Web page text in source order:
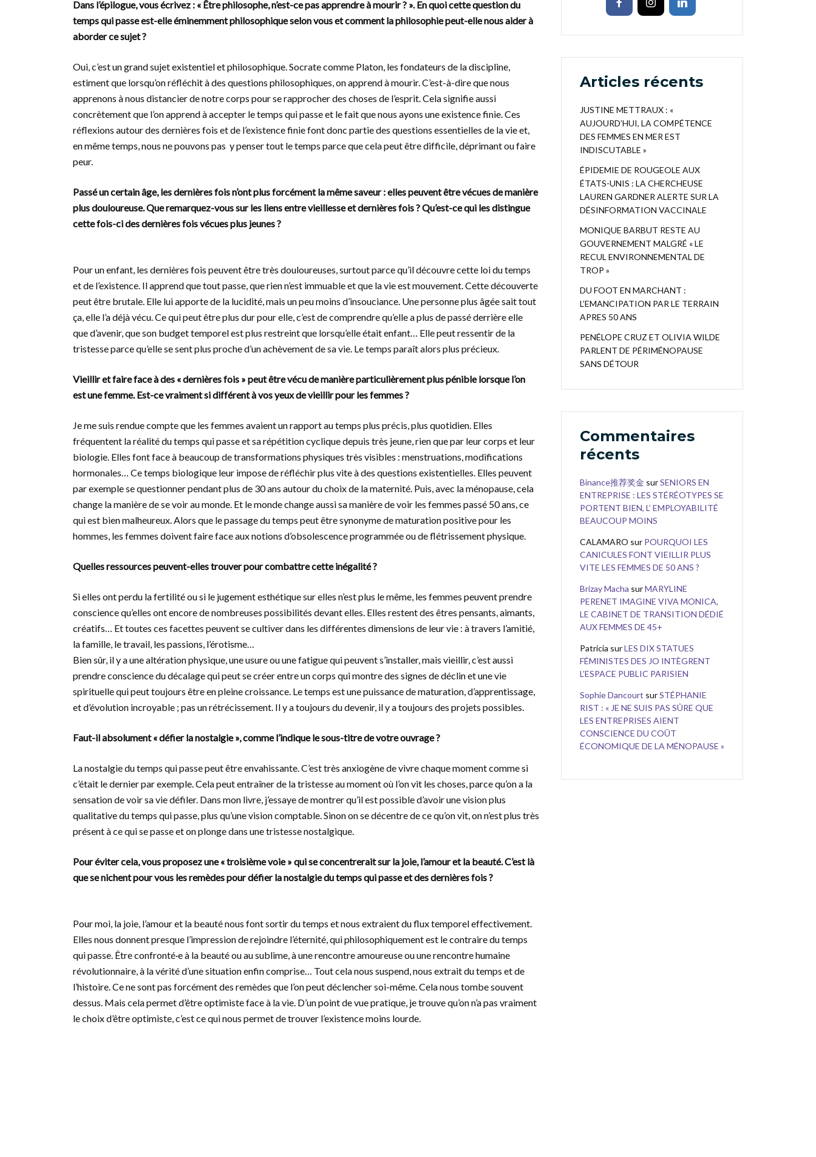
Dans l’épilogue, vous écrivez : « Être philosophe, n’est-ce pas apprendre à mourir ? ». En quoi cette question du
temps qui passe est-elle éminemment philosophique selon vous et comment la philosophie peut-elle nous aider à
aborder ce sujet ?
Oui, c’est un grand sujet existentiel et philosophique. Socrate comme Platon, les fondateurs de la discipline,
estiment que lorsqu’on réfléchit à des questions philosophiques, on apprend à mourir. C’est-à-dire que nous
apprenons à nous distancier de notre corps pour se rapprocher des choses de l’esprit. Cela signifie aussi
concrètement que l’on apprend à accepter le temps qui passe et le fait que nous ayons une existence finie. Ces
réflexions autour des dernières fois et de l’existence finie font donc partie des questions essentielles de la vie et,
en même temps, nous ne pouvons pas y penser tout le temps parce que cela peut être difficile, déprimant ou faire
peur.
Passé un certain âge, les dernières fois n’ont plus forcément la même saveur : elles peuvent être vécues de manière
plus douloureuse. Que remarquez-vous sur les liens entre vieillesse et dernières fois ? Qu’est-ce qui les distingue
cette fois-ci des dernières fois vécues plus jeunes ?
Pour un enfant, les dernières fois peuvent être très douloureuses, surtout parce qu’il découvre cette loi du temps
et de l’existence. Il apprend que tout passe, que rien n’est immuable et que la vie est mouvement. Cette découverte
peut être brutale. Elle lui apporte de la lucidité, mais un peu moins d’insouciance. Une personne plus âgée sait tout
ça, elle l’a déjà vécu. Ce qui peut être plus dur pour elle, c’est de comprendre qu’elle a plus de passé derrière elle
que d’avenir, que son budget temporel est plus restreint que lorsqu’elle était enfant… Elle peut ressentir de la
tristesse parce qu’elle se sent plus proche d’un achèvement de sa vie. Le temps paraît alors plus précieux.
Vieillir et faire face à des « dernières fois » peut être vécu de manière particulièrement plus pénible lorsque l’on
est une femme. Est-ce vraiment si différent à vos yeux de vieillir pour les femmes ?
Je me suis rendue compte que les femmes avaient un rapport au temps plus précis, plus quotidien. Elles
fréquentent la réalité du temps qui passe et sa répétition cyclique depuis très jeune, rien que par leur corps et leur
biologie. Elles font face à beaucoup de transformations physiques très visibles : menstruations, modifications
hormonales… Ce temps biologique leur impose de réfléchir plus vite à des questions existentielles. Elles peuvent
par exemple se questionner pendant plus de 30 ans autour du choix de la maternité. Puis, avec la ménopause, cela
change la manière de se voir au monde. Et le monde change aussi sa manière de voir les femmes passé 50 ans, ce
qui est bien malheureux. Alors que le passage du temps peut être synonyme de maturation positive pour les
hommes, les femmes doivent faire face aux notions d’obsolescence programmée ou de flétrissement physique.
Quelles ressources peuvent-elles trouver pour combattre cette inégalité ?
Si elles ont perdu la fertilité ou si le jugement esthétique sur elles n’est plus le même, les femmes peuvent prendre
conscience qu’elles ont encore de nombreuses possibilités devant elles. Elles restent des êtres pensants, aimants,
créatifs… Et toutes ces facettes peuvent se cultiver dans les différentes dimensions de leur vie : à travers l’amitié,
la famille, le travail, les passions, l’érotisme…
Bien sûr, il y a une altération physique, une usure ou une fatigue qui peuvent s’installer, mais vieillir, c’est aussi
prendre conscience du décalage qui peut se créer entre un corps qui montre des signes de déclin et une vie
spirituelle qui peut toujours être en pleine croissance. Le temps est une puissance de maturation, d’apprentissage,
et d’évolution incroyable ; pas un rétrécissement. Il y a toujours du devenir, il y a toujours des projets possibles.
Faut-il absolument « défier la nostalgie », comme l’indique le sous-titre de votre ouvrage ?
La nostalgie du temps qui passe peut être envahissante. C’est très anxiogène de vivre chaque moment comme si
c’était le dernier par exemple. Cela peut entraîner de la tristesse au moment où l’on vit les choses, parce qu’on a la
sensation de voir sa vie défiler. Dans mon livre, j’essaye de montrer qu’il est possible d’avoir une vision plus
qualitative du temps qui passe, plus qu’une vision comptable. Sinon on se décentre de ce qu’on vit, on n’est plus très
présent à ce qui se passe et on plonge dans une tristesse nostalgique.
Pour éviter cela, vous proposez une « troisième voie » qui se concentrerait sur la joie, l’amour et la beauté. C’est là
que se nichent pour vous les remèdes pour défier la nostalgie du temps qui passe et des dernières fois ?
Pour moi, la joie, l’amour et la beauté nous font sortir du temps et nous extraient du flux temporel effectivement.
Elles nous donnent presque l’impression de rejoindre l’éternité, qui philosophiquement est le contraire du temps
qui passe. Être confronté·e à la beauté ou au sublime, à une rencontre amoureuse ou une rencontre humaine
révolutionnaire, à la vérité d’une situation enfin comprise… Tout cela nous suspend, nous extrait du temps et de
l’histoire. Ce ne sont pas forcément des remèdes que l’on peut déclencher soi-même. Cela nous tombe souvent
dessus. Mais cela permet d’être optimiste face à la vie. D’un point de vue pratique, je trouve qu’on n’a pas vraiment
le choix d’être optimiste, c’est ce qui nous permet de trouver l’existence moins lourde.
Articles récents
JUSTINE METTRAUX : «
AUJOURD’HUI, LA COMPÉTENCE
DES FEMMES EN MER EST
INDISCUTABLE »
ÉPIDEMIE DE ROUGEOLE AUX
ÉTATS-UNIS : LA CHERCHEUSE
LAUREN GARDNER ALERTE SUR LA
DÉSINFORMATION VACCINALE
MONIQUE BARBUT RESTE AU
GOUVERNEMENT MALGRÉ « LE
RECUL ENVIRONNEMENTAL DE
TROP »
DU FOOT EN MARCHANT :
L’EMANCIPATION PAR LE TERRAIN
APRES 50 ANS
PENÉLOPE CRUZ ET OLIVIA WILDE
PARLENT DE PÉRIMÉNOPAUSE
SANS DÉTOUR
Commentaires
récents
Binance推荐奖金 surSENIORS EN
ENTREPRISE : LES STÉRÉOTYPES SE
PORTENT BIEN, L’ EMPLOYABILITÉ
BEAUCOUP MOINS
CALAMARO sur POURQUOI LES
CANICULES FONT VIEILLIR PLUS
VITE LES FEMMES DE 50 ANS ?
Brizay Macha surMARYLINE
PERENET IMAGINE VIVA MONICA,
LE CABINET DE TRANSITION DÉDIÉ
AUX FEMMES DE 45+
Patricia surLES DIX STATUES
FÉMINISTES DES JO INTÈGRENT
L’ESPACE PUBLIC PARISIEN
Sophie Dancourt surSTÉPHANIE
RIST : « JE NE SUIS PAS SÛRE QUE
LES ENTREPRISES AIENT
CONSCIENCE DU COÛT
ÉCONOMIQUE DE LA MÉNOPAUSE »